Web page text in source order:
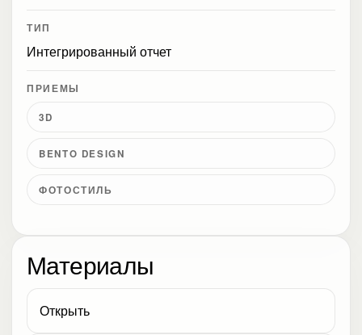
ТИП
Интегрированный отчет
ПРИЕМЫ
3D
BENTO DESIGN
ФОТОСТИЛЬ
Материалы
Открыть